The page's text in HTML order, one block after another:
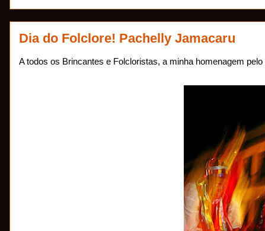
Dia do Folclore! Pachelly Jamacaru
A todos os Brincantes e Folcloristas, a minha homenagem